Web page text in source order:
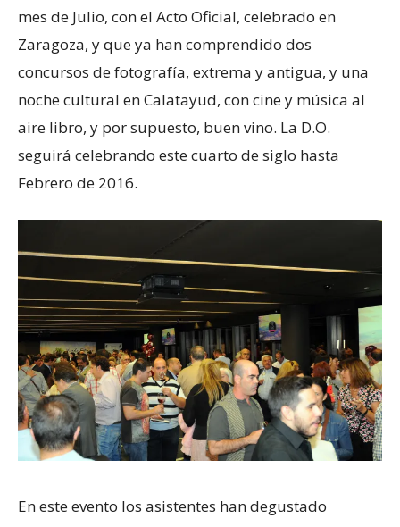
mes de Julio, con el Acto Oficial, celebrado en
Zaragoza, y que ya han comprendido dos
concursos de fotografía, extrema y antigua, y una
noche cultural en Calatayud, con cine y música al
aire libro, y por supuesto, buen vino. La D.O.
seguirá celebrando este cuarto de siglo hasta
Febrero de 2016.
En este evento los asistentes han degustado